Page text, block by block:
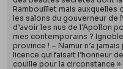
Rambouillet mais auxquelles
les salons du gouverneur de
d’avoir les nus de l’Apollon
mes contemporains ?
province ! – Namur n’a
licence qui faisait l’honneur
couille pour la circonstance »